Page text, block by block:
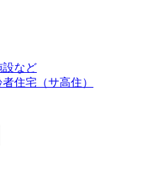
設など
住宅（サ高住）